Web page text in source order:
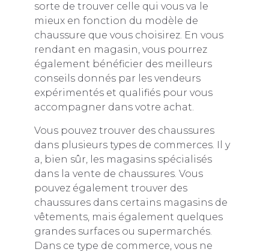
sorte de trouver celle qui vous va le
mieux en fonction du modèle de
chaussure que vous choisirez. En vous
rendant en magasin, vous pourrez
également bénéficier des meilleurs
conseils donnés par les vendeurs
expérimentés et qualifiés pour vous
accompagner dans votre achat.
Vous pouvez trouver des chaussures
dans plusieurs types de commerces. Il y
a, bien sûr, les magasins spécialisés
dans la vente de chaussures. Vous
pouvez également trouver des
chaussures dans certains magasins de
vêtements, mais également quelques
grandes surfaces ou supermarchés.
Dans ce type de commerce, vous ne